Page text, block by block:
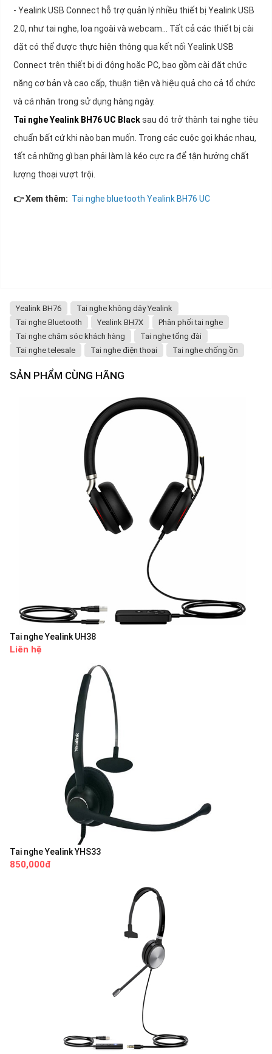
- Yealink USB Connect hỗ trợ quản lý nhiều thiết bị Yealink USB
2.0, như tai nghe, loa ngoài và webcam... Tất cả các thiết bị cài
đặt có thể được thực hiện thông qua kết nối Yealink USB
Connect trên thiết bị di động hoặc PC, bao gồm cài đặt chức
năng cơ bản và cao cấp, thuận tiện và hiệu quả cho cả tổ chức
và cá nhân trong sử dụng hàng ngày.
Tai nghe Yealink BH76 UC Blacksau đó trở thành tai nghe tiêu
chuẩn bất cứ khi nào bạn muốn. Trong các cuộc gọi khác nhau,
tất cả những gì bạn phải làm là kéo cực ra để tận hưởng chất
lượng thoại vượt trội.
👉 Xem thêm: Tai nghe bluetooth Yealink BH76 UC
Yealink BH76
Tai nghe không dây Yealink
Tai nghe Bluetooth
Yealink BH7X
Phân phối tai nghe
Tai nghe chăm sóc khách hàng
Tai nghe tổng đài
Tai nghe telesale
Tai nghe điện thoại Tai nghe chống ồn
SẢN PHẨM CÙNG HÃNG
Tai nghe Yealink UH38
Liên hệ
Tai nghe Yealink YHS33
850,000đ